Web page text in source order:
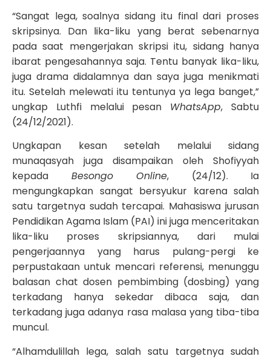
“Sangat lega, soalnya sidang itu final dari proses
skripsinya. Dan lika-liku yang berat sebenarnya
pada saat mengerjakan skripsi itu, sidang hanya
ibarat pengesahannya saja. Tentu banyak lika-liku,
juga drama didalamnya dan saya juga menikmati
itu. Setelah melewati itu tentunya ya lega banget,”
ungkap Luthfi melalui pesan WhatsApp, Sabtu
(24/12/2021).
Ungkapan kesan setelah melalui sidang
munaqasyah juga disampaikan oleh Shofiyyah
kepada Besongo Online, (24/12). Ia
mengungkapkan sangat bersyukur karena salah
satu targetnya sudah tercapai. Mahasiswa jurusan
Pendidikan Agama Islam (PAI) ini juga menceritakan
lika-liku proses skripsiannya, dari mulai
pengerjaannya yang harus pulang-pergi ke
perpustakaan untuk mencari referensi, menunggu
balasan chat dosen pembimbing (dosbing) yang
terkadang hanya sekedar dibaca saja, dan
terkadang juga adanya rasa malasa yang tiba-tiba
muncul.
“Alhamdulillah lega, salah satu targetnya sudah